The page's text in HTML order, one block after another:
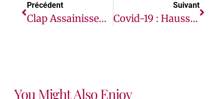
Précédent
Clap Assainissement : Une Opportunité En Or Pour Les Jeunes Réalisateurs Africains De Créer!
Suivant
Covid-19 : Hausse De 83 % De Nouveaux Cas En Afrique, Mais Le Nombre De Décès Reste Faible (OMS)
You Might Also Enjoy